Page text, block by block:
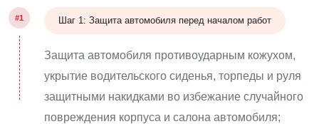
#1 Шаг 1: Защита автомобиля перед началом работ
Защита автомобиля противоударным кожухом,
укрытие водительского сиденья, торпеды и руля
защитными накидками во избежание случайного
повреждения корпуса и салона автомобиля;